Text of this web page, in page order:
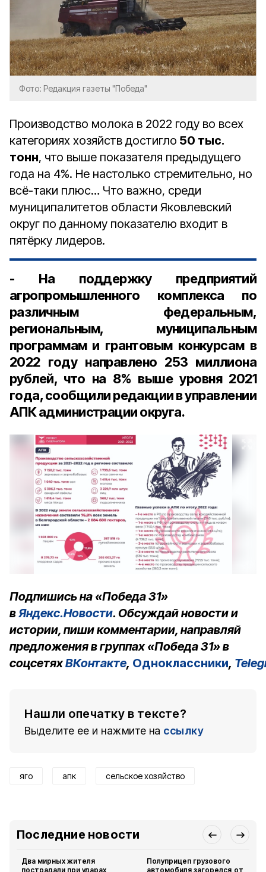
Фото: Редакция газеты "Победа"
Производство молока в 2022 году во всех
категориях хозяйств достигло 50 тыс.
тонн, что выше показателя предыдущего
года на 4%. Не настолько стремительно, но
всё-таки плюс… Что важно, среди
муниципалитетов области Яковлевский
округ по данному показателю входит в
пятёрку лидеров.
- На поддержку предприятий
агропромышленного комплекса по
различным федеральным,
региональным, муниципальным
программам и грантовым конкурсам в
2022 году направлено 253 миллиона
рублей, что на 8% выше уровня 2021
года, сообщили редакции в управлении
АПК администрации округа.
Подпишись на «Победа 31»
вЯндекс.Новости. Обсуждай новости и
истории, пиши комментарии, направляй
предложения в группах «Победа 31» в
соцсетяхВКонтакте, Одноклассники,
Нашли опечатку в тексте?
Выделите ее и нажмите на ссылку
яго апк сельское хозяйство
Последние новости
Два мирных жителя
пострадали при ударах
Полуприцеп грузового
автомобиля загорелся от